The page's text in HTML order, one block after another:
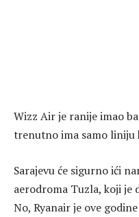
Wizz Air je ranije imao
trenutno ima samo liniju
Sarajevu će sigurno ići
aerodroma Tuzla, koji je
No, Ryanair je ove